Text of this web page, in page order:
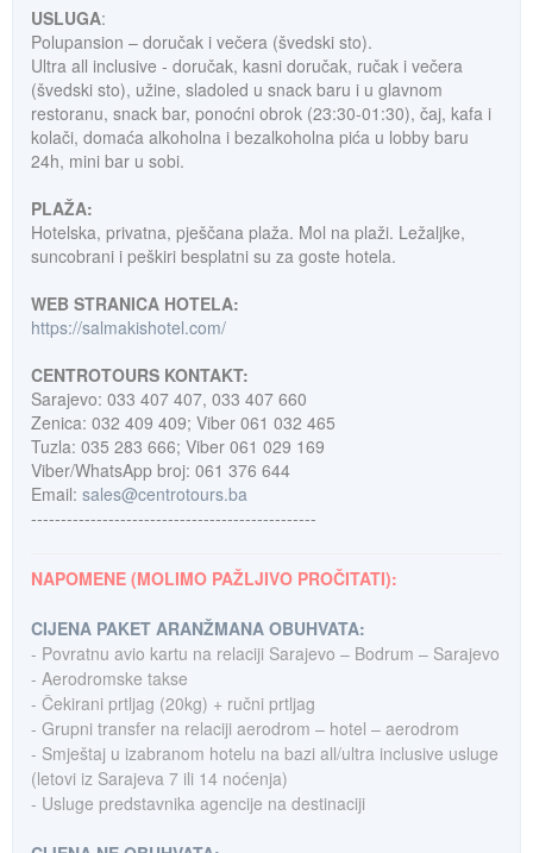
USLUGA:
Polupansion – doručak i večera (švedski sto).
Ultra all inclusive - doručak, kasni doručak, ručak i večera
(švedski sto), užine, sladoled u snack baru i u glavnom
restoranu, snack bar, ponoćni obrok (23:30-01:30), čaj, kafa i
kolači, domaća alkoholna i bezalkoholna pića u lobby baru
24h, mini bar u sobi.
PLAŽA:
Hotelska, privatna, pješčana plaža. Mol na plaži. Ležaljke,
suncobrani i peškiri besplatni su za goste hotela.
WEB STRANICA HOTELA:
https://salmakishotel.com/
CENTROTOURS KONTAKT:
Sarajevo: 033 407 407, 033 407 660
Zenica: 032 409 409; Viber 061 032 465
Tuzla: 035 283 666; Viber 061 029 169
Viber/WhatsApp broj: 061 376 644
Email: sales@centrotours.ba
------------------------------------------------
NAPOMENE (MOLIMO PAŽLJIVO PROČITATI):
CIJENA PAKET ARANŽMANA OBUHVATA:
- Povratnu avio kartu na relaciji Sarajevo – Bodrum – Sarajevo
- Aerodromske takse
- Čekirani prtljag (20kg) + ručni prtljag
- Grupni transfer na relaciji aerodrom – hotel – aerodrom
- Smještaj u izabranom hotelu na bazi all/ultra inclusive usluge
(letovi iz Sarajeva 7 ili 14 noćenja)
- Usluge predstavnika agencije na destinaciji